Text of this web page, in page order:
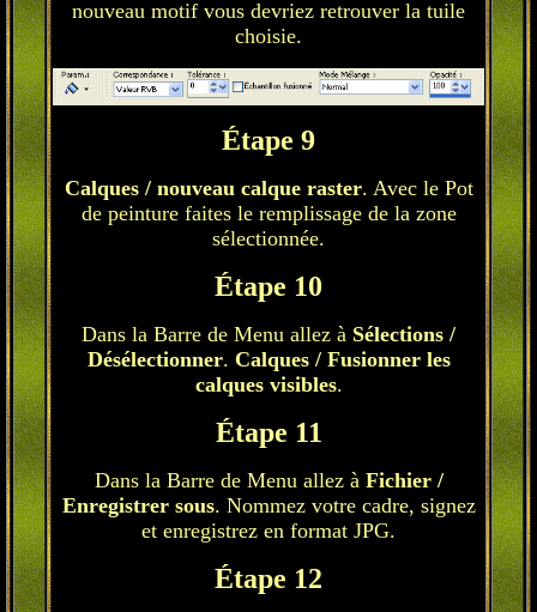
nouveau motif vous devriez retrouver la tuile
choisie.
Étape 9
Calques / nouveau calque raster. Avec le Pot
de peinture faites le remplissage de la zone
sélectionnée.
Étape 10
Dans la Barre de Menu allez à Sélections /
Désélectionner. Calques / Fusionner les
calques visibles.
Étape 11
Dans la Barre de Menu allez à Fichier /
Enregistrer sous. Nommez votre cadre, signez
et enregistrez en format JPG.
Étape 12